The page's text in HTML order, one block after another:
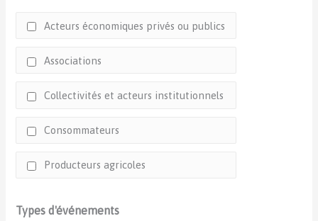
Acteurs économiques privés ou publics
Associations
Collectivités et acteurs institutionnels
Consommateurs
Producteurs agricoles
Types d'événements